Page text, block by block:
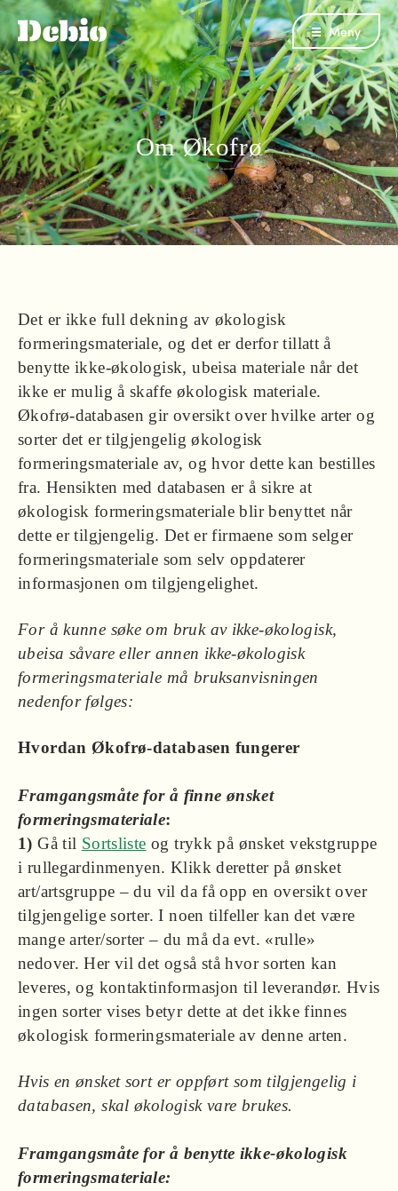
Om Økofrø
Det er ikke full dekning av økologisk
formeringsmateriale, og det er derfor tillatt å
benytte ikke-økologisk, ubeisa materiale når det
ikke er mulig å skaffe økologisk materiale.
Økofrø-databasen gir oversikt over hvilke arter og
sorter det er tilgjengelig økologisk
formeringsmateriale av, og hvor dette kan bestilles
fra. Hensikten med databasen er å sikre at
økologisk formeringsmateriale blir benyttet når
dette er tilgjengelig. Det er firmaene som selger
formeringsmateriale som selv oppdaterer
informasjonen om tilgjengelighet.
For å kunne søke om bruk av ikke-økologisk,
ubeisa såvare eller annen ikke-økologisk
formeringsmateriale må bruksanvisningen
nedenfor følges:
Hvordan Økofrø-databasen fungerer
Framgangsmåte for å finne ønsket
formeringsmateriale:
1) Gå til Sortsliste og trykk på ønsket vekstgruppe
i rullegardinmenyen. Klikk deretter på ønsket
art/artsgruppe – du vil da få opp en oversikt over
tilgjengelige sorter. I noen tilfeller kan det være
mange arter/sorter – du må da evt. «rulle»
nedover. Her vil det også stå hvor sorten kan
leveres, og kontaktinformasjon til leverandør. Hvis
ingen sorter vises betyr dette at det ikke finnes
økologisk formeringsmateriale av denne arten.
Hvis en ønsket sort er oppført som tilgjengelig i
databasen, skal økologisk vare brukes.
Framgangsmåte for å benytte ikke-økologisk
formeringsmateriale:
Meny